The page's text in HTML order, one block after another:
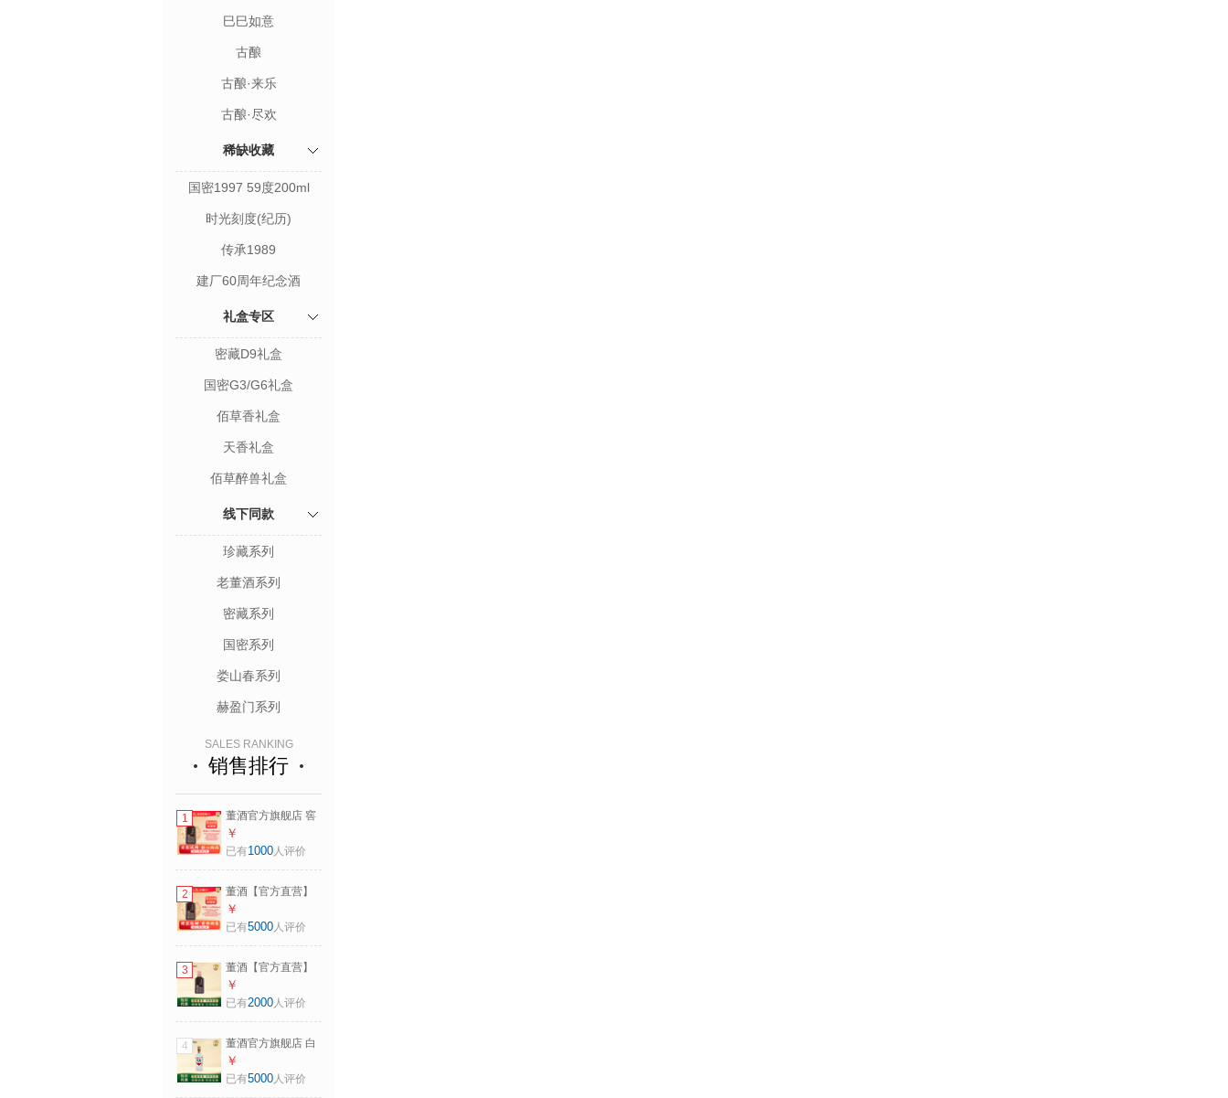
巳巳如意
古酿
古酿·来乐
古酿·尽欢
稀缺收藏
国密1997 59度200ml
时光刻度(纪历)
传承1989
建厂60周年纪念酒
礼盒专区
密藏D9礼盒
国密G3/G6礼盒
佰草香礼盒
天香礼盒
佰草醉兽礼盒
线下同款
珍藏系列
老董酒系列
密藏系列
国密系列
娄山春系列
赫盈门系列
SALES RANKING
销售排行
1
董酒官方旗舰店 窖
藏C9 兼香型白酒
自饮小酌 纯粮固态
￥
已有1000人评价
2
董酒【官方直营】
窖藏C9 兼香型白酒
双味品鉴 中档兼香
￥
已有5000人评价
3
董酒【官方直营】
窖藏系列 兼香型白
酒 自饮聚会 一口双
￥
已有2000人评价
4
董酒官方旗舰店 白
标 董香型白酒 自饮
小酌 纯粮固态发酵
￥
已有5000人评价